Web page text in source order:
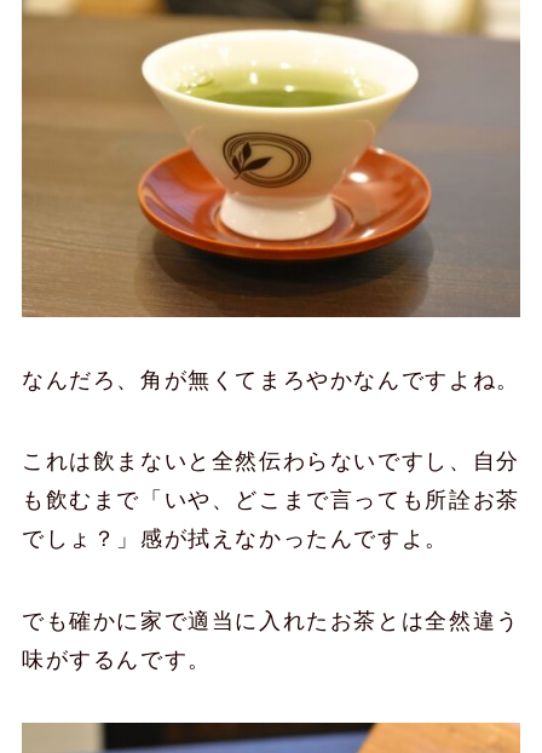
なんだろ、角が無くてまろやかなんですよね。
これは飲まないと全然伝わらないですし、自分
も飲むまで「いや、どこまで言っても所詮お茶
でしょ？」感が拭えなかったんですよ。
でも確かに家で適当に入れたお茶とは全然違う
味がするんです。